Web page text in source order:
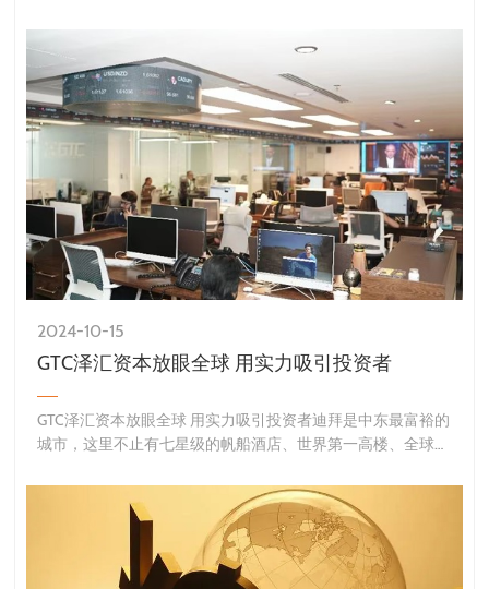
2024-10-15
GTC泽汇资本放眼全球 用实力吸引投资者
GTC泽汇资本放眼全球 用实力吸引投资者迪拜是中东最富裕的
城市，这里不止有七星级的帆船酒店、世界第一高楼、全球最